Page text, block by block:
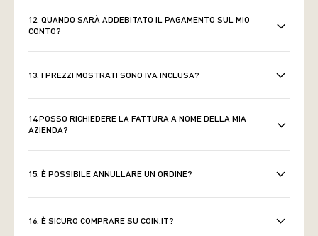
12. QUANDO SARÀ ADDEBITATO IL PAGAMENTO SUL MIO
CONTO?
13. I PREZZI MOSTRATI SONO IVA INCLUSA?
14 POSSO RICHIEDERE LA FATTURA A NOME DELLA MIA
AZIENDA?
15. È POSSIBILE ANNULLARE UN ORDINE?
16. È SICURO COMPRARE SU COIN.IT?